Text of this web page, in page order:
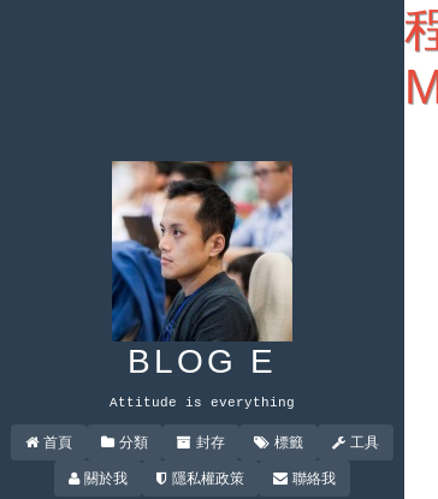
BLOG E
Attitude is everything
首頁 分類 封存 標籤
工具
關於我
隱私權政策 聯絡我